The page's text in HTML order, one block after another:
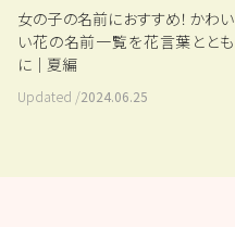
女の子の名前におすすめ！かわい
い花の名前一覧を花言葉ととも
に｜夏編
Updated /2024.06.25